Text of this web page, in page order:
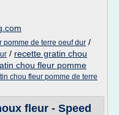
pomme de terre oeuf dur /
/ recette gratin chou
chou fleur pomme
chou fleur pomme de terre
fleur - Speed